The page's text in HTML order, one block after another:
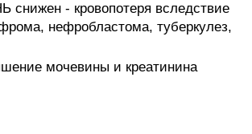
- кровопотеря вследствие
нефробластома, туберкулез,
мочевины и креатинина